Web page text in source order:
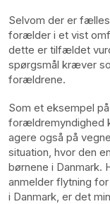
Selvom der er
forælder i et vist
dette er tilfældet
spørgsmål kræver
forældrene.
Som et eksempel
forældremyndighed
agere også på
situation, hvor den
børnene i Danmark.
anmelder flytning
i Danmark, er det